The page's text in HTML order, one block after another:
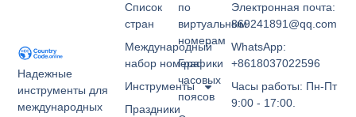
Надежные
инструменты для
международных
по
виртуальным
номерам
Графики
часовых
поясов
Список
стран
Международный
набор номера
Инструменты
Праздники
Электронная почта:
869241891@qq.com
WhatsApp:
+8618037022596
Часы работы: Пн-Пт
9:00 - 17:00.